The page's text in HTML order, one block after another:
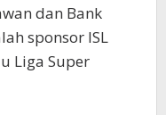
dan Bank
sponsor ISL
Liga Super